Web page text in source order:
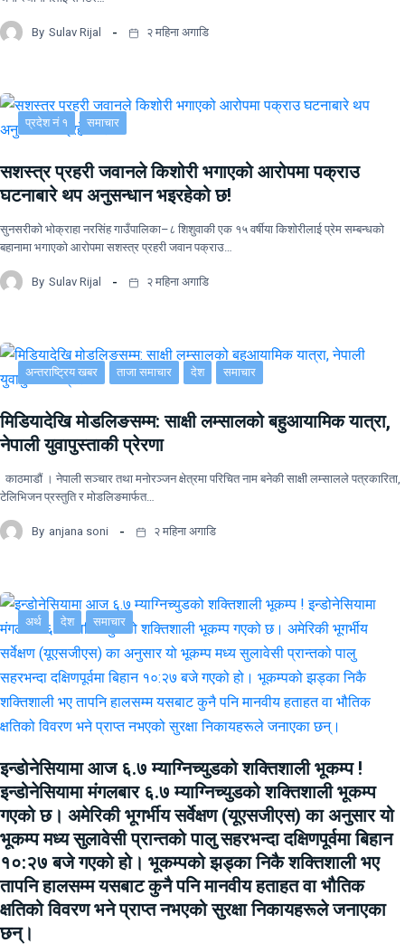
By Sulav Rijal २ महिना अगाडि
प्रदेश नं १ समाचार
सशस्त्र प्रहरी जवानले किशोरी भगाएको आरोपमा पक्राउ
घटनाबारे थप अनुसन्धान भइरहेको छ!
सुनसरीको भोक्राहा नरसिंह गाउँपालिका–८ शिशुवाकी एक १५ वर्षीया किशोरीलाई प्रेम सम्बन्धको
बहानामा भगाएको आरोपमा सशस्त्र प्रहरी जवान पक्राउ…
By Sulav Rijal २ महिना अगाडि
अन्तराष्ट्रिय खबर ताजा समाचार देश समाचार
मिडियादेखि मोडलिङसम्म: साक्षी लम्सालको बहुआयामिक यात्रा,
नेपाली युवापुस्ताकी प्रेरणा
काठमाडौं । नेपाली सञ्चार तथा मनोरञ्जन क्षेत्रमा परिचित नाम बनेकी साक्षी लम्सालले पत्रकारिता,
टेलिभिजन प्रस्तुति र मोडलिङमार्फत…
By anjana soni २ महिना अगाडि
अर्थ देश समाचार
इन्डोनेसियामा आज ६.७ म्याग्निच्युडको शक्तिशाली भूकम्प !
इन्डोनेसियामा मंगलबार ६.७ म्याग्निच्युडको शक्तिशाली भूकम्प
गएको छ। अमेरिकी भूगर्भीय सर्वेक्षण (यूएसजीएस) का अनुसार यो
भूकम्प मध्य सुलावेसी प्रान्तको पालु सहरभन्दा दक्षिणपूर्वमा बिहान
१०:२७ बजे गएको हो। भूकम्पको झड्का निकै शक्तिशाली भए
तापनि हालसम्म यसबाट कुनै पनि मानवीय हताहत वा भौतिक
क्षतिको विवरण भने प्राप्त नभएको सुरक्षा निकायहरूले जनाएका
छन्।